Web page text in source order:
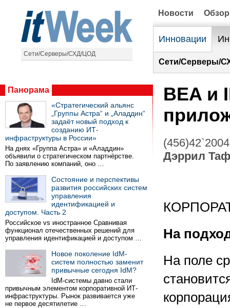
Сети/Серверы/СХД/ЦОД
Новости
Инновации
Сети/Серверы/
Панорама
«Стратегический альянс
„Группы Астра“ и „Аладдин“
задаёт новый подход к
созданию ИТ-
инфраструктуры в России»
На днях «Группа Астра» и «Аладдин»
объявили о стратегическом партнёрстве.
По заявлению компаний, оно …
Состояние и перспективы
развития российских систем
управления
идентификацией и
доступом. Часть 2
Российское vs иностранное Сравнивая
функционал отечественных решений для
управления идентификацией и доступом …
Новое поколение IdM-
систем полностью заменит
привычные сегодня IdM?
IdM-системы давно стали
привычным элементом корпоративной ИТ-
инфраструктуры. Рынок развивается уже
не первое десятилетие …
BEA и
(456)42`2004
Дэррил
На
На поле